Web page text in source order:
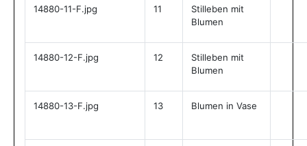
14880-11-F.jpg 11
Stilleben mit
Blumen
14880-12-F.jpg 12
Stilleben mit
Blumen
14880-13-F.jpg 13 Blumen in Vase